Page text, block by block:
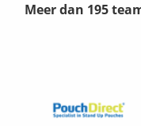
Meer dan 195